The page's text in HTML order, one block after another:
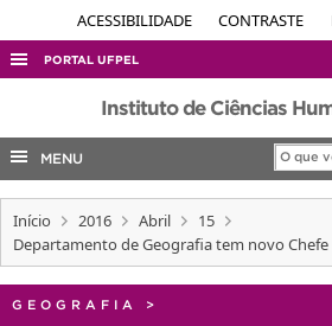
ACESSIBILIDADE CONTRASTE
PORTAL UFPEL
ACESSO À INFORMAÇÃO
AUDITORIA
COBALTO
CONCURSOS
INTERNACIONAL
Instituto de Ciências
MENU
Início 2016 Abril
15
Departamento de Geografia tem novo Chefe
GEOGRAFIA >